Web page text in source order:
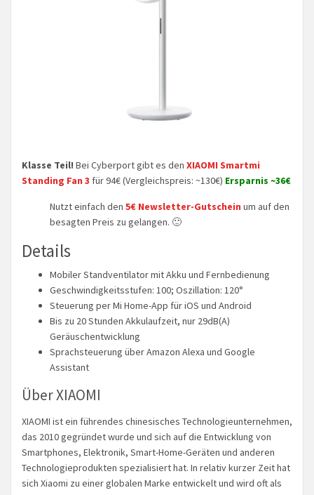
Klasse Teil! Bei Cyberport gibt es den XIAOMI Smartmi
Standing Fan 3 für 94€ (Vergleichspreis: ~130€) Ersparnis ~36€
Nutzt einfach den 5€ Newsletter-Gutschein um auf den
besagten Preis zu gelangen. 🙂
Details
Mobiler Standventilator mit Akku und Fernbedienung
Geschwindigkeitsstufen: 100; Oszillation: 120°
Steuerung per Mi Home-App für iOS und Android
Bis zu 20 Stunden Akkulaufzeit, nur 29dB(A)
Geräuschentwicklung
Sprachsteuerung über Amazon Alexa und Google
Assistant
Über XIAOMI
XIAOMI ist ein führendes chinesisches Technologieunternehmen,
das 2010 gegründet wurde und sich auf die Entwicklung von
Smartphones, Elektronik, Smart-Home-Geräten und anderen
Technologieprodukten spezialisiert hat. In relativ kurzer Zeit hat
sich Xiaomi zu einer globalen Marke entwickelt und wird oft als